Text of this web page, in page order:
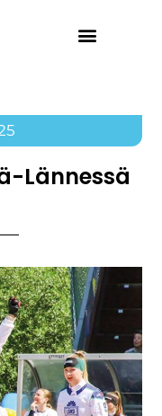
Lännessä